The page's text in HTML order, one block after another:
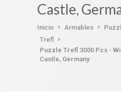
Castle,
Inicio Armables
Trefl
Puzzle Trefl 3000 Pcs -
Castle, Germany